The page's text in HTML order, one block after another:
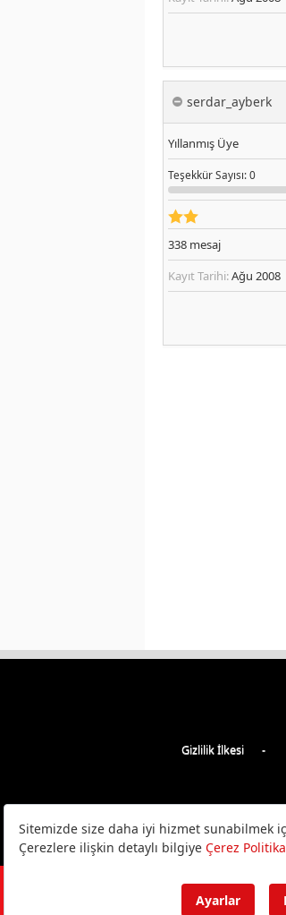
serdar_ayberk
Yıllanmış Üye
TeşekkürSayısı: 0
338 mesaj
Kayıt Tarihi:Ağu 2008
Gizlilik İlkesi